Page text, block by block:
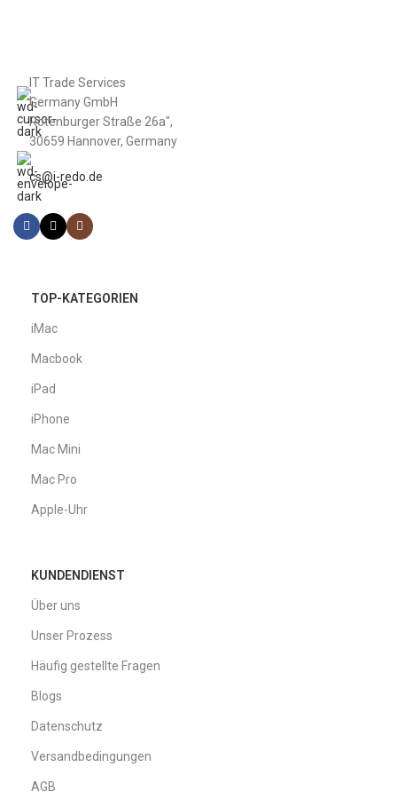
IT Trade Services
Germany GmbH
Rotenburger Straße 26a",
30659 Hannover, Germany
cs@i-redo.de
TOP-KATEGORIEN
iMac
Macbook
iPad
iPhone
Mac Mini
Mac Pro
Apple-Uhr
KUNDENDIENST
Über uns
Unser Prozess
Häufig gestellte Fragen
Blogs
Datenschutz
Versandbedingungen
AGB